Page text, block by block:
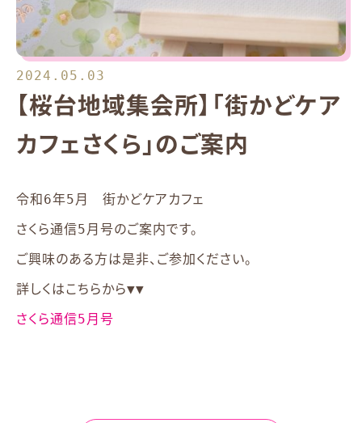
2024.05.03
【桜台地域集会所】「街かどケア
カフェさくら」のご案内
令和6年5月 街かどケアカフェ
さくら通信5月号のご案内です。
ご興味のある方は是非、ご参加ください。
詳しくはこちらから▼▼
さくら通信5月号